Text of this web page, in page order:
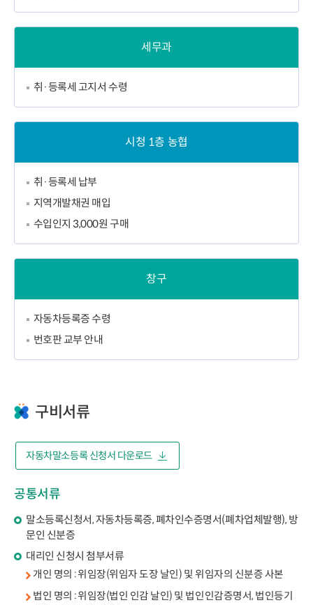
세무과
취·등록세 고지서 수령
시청 1층 농협
취·등록세 납부
지역개발채권 매입
수입인지 3,000원 구매
창구
자동차등록증 수령
번호판 교부 안내
구비서류
자동차말소등록 신청서 다운로드
공통서류
말소등록신청서, 자동차등록증, 폐차인수증명서(폐차업체발행), 방
문인 신분증
대리인 신청시 첨부서류
개인 명의 : 위임장(위임자 도장 날인) 및 위임자의 신분증 사본
법인 명의 : 위임장(법인 인감 날인) 및 법인인감증명서, 법인등기